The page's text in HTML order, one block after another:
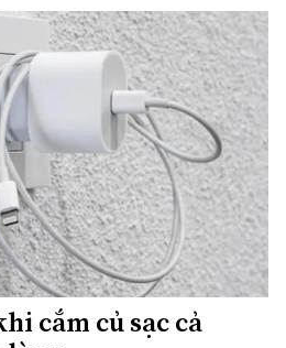
cắm củ sạc cả